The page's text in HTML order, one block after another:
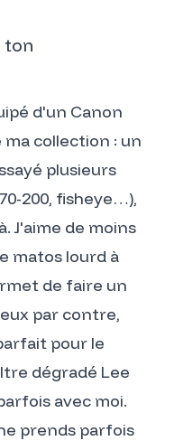
ton
d'un Canon
ma collection : un
plusieurs
200, fisheye…),
J'aime de moins
matos lourd à
de faire un
par contre,
pour le
dégradé Lee
avec moi.
prends parfois